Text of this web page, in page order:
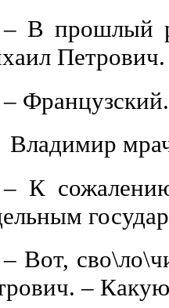
– В прошлый
Петрович.
–
Владимир
– К
– Вот,
–